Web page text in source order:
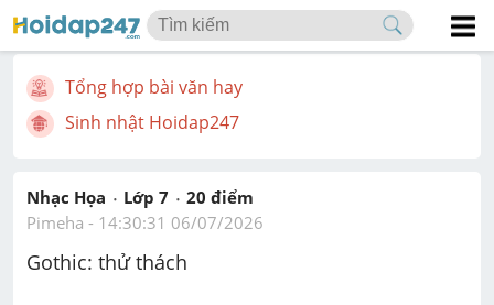
Tổng hợp bài văn hay
Sinh nhật Hoidap247
Nhạc Họa Lớp 7 20 điểm
Pimeha - 14:30:31 06/07/2026
Gothic: thử thách